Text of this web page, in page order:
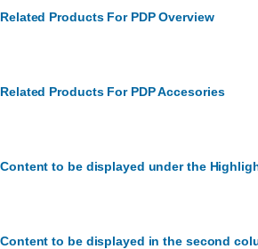
Related Products For PDP Overview
Related Products For PDP Accesories
Content to be displayed under the
Content to be displayed in the second